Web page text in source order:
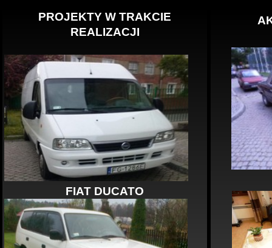
PROJEKTY W TRAKCIE
REALIZACJI
FIAT DUCATO